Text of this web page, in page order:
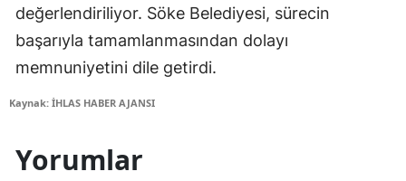
değerlendiriliyor. Söke Belediyesi, sürecin
başarıyla tamamlanmasından dolayı
memnuniyetini dile getirdi.
Kaynak: İHLAS HABER AJANSI
Yorumlar